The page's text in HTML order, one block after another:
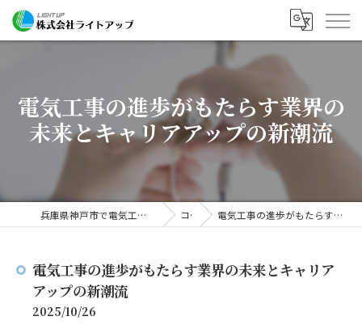
電気工事の進歩がもたらす業界の
未来とキャリアアップの新潮流
兵庫県神戸市で電気工事の求人なら株式会社ライトアップ コラム 電気工事の進歩がもたらす業界の未来とキャリアアップの新潮流
電気工事の進歩がもたらす業界の未来とキャリア
アップの新潮流
2025/10/26